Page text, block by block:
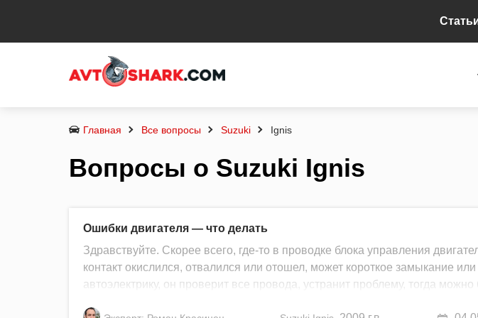
Главная Все вопросы Suzuki Ignis
Вопросы о Suzuki Ignis
Ошибки двигателя — что делать
Здравствуйте. Скорее всего, где-то в проводке блока управления
контакт окислился, отвалился или отошел, может короткое замыкание
автоэлектрику, он проверит все провода, устранит проблему, тогда можно